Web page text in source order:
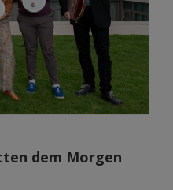
dem Morgen